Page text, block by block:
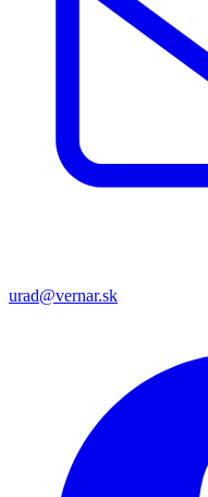
urad@vernar.sk